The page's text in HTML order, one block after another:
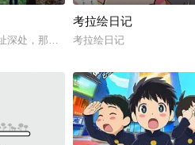
深处，那一片禁止入内的区域里，存在着
考拉绘日记
考拉绘日记